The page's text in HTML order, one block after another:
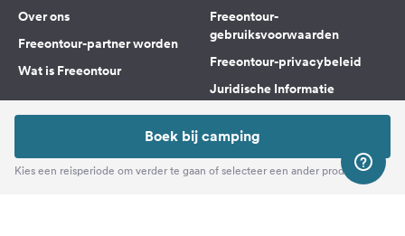
Boek bij camping
Kies een reisperiode om verder te gaan of selecteer een ander product
Over ons
Freeontour-partner worden
Wat is Freeontour
Freeontour-
gebruiksvoorwaarden
Freeontour-privacybeleid
Juridische Informatie